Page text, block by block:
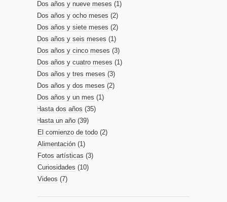
Dos años y nueve meses (1)
Dos años y ocho meses (2)
Dos años y siete meses (2)
Dos años y seis meses (1)
Dos años y cinco meses (3)
Dos años y cuatro meses (1)
Dos años y tres meses (3)
Dos años y dos meses (2)
Dos años y un mes (1)
Hasta dos años (35)
Hasta un año (39)
El comienzo de todo (2)
Alimentación (1)
Fotos artísticas (3)
Curiosidades (10)
Videos (7)